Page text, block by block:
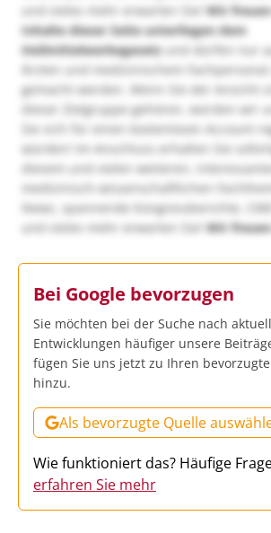
und vieles mehr erwarten Sie!Wir
Inhalte dieser Seite unterliegen dem
Heilmittelwerbegesetzund dürfen nur
Ärzten und medizinischem Fachpersonal
gemacht werden. Wenn Sie der Ansicht
dieser Zielgruppe gehören, würden wir
Sie sich für einen kostenlosen Account
würden! Im Anschluss erhalten Sie
diesem und vielen weiteren,
medizinisch-wissenschaftlichen
News, spannende Kongressberichte,
und vieles mehr erwarten Sie!Wir
Bei Google bevorzugen
Sie möchten bei der Suche nach
Entwicklungen häufiger unsere
fügen Sie uns jetzt zu Ihren
hinzu.
Als bevorzugte Quelle
Wie funktioniert das? Häufige
erfahren Sie mehr